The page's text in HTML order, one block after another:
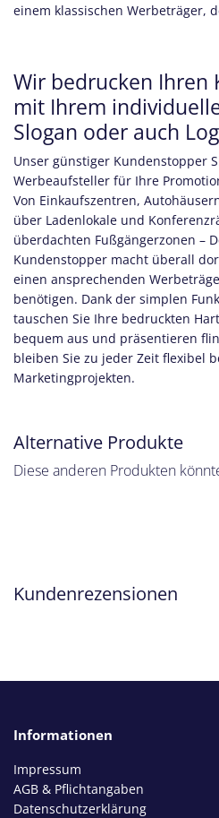
einem klassischen Werbeträger,
Wir bedrucken Ihren
mit Ihrem
Slogan oder auch
Unser günstiger Kundenstopper
Werbeaufsteller für Ihre
Von Einkaufszentren,
über Ladenlokale und
überdachten Fußgängerzonen –
Kundenstopper macht überall
einen ansprechenden
benötigen. Dank der simplen
tauschen Sie Ihre bedruckten
bequem aus und präsentieren
bleiben Sie zu jeder Zeit flexibel
Marketingprojekten.
Alternative Produkte
Diese anderen Produkten
Kundenrezensionen
Informationen
Impressum
AGB & Pflichtangaben
Datenschutzerklärung